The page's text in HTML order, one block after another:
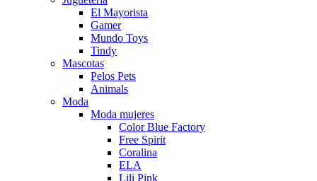
El Mayorista
Gamer
Mundo Toys
Tindy
Mascotas
Pelos Pets
Animals
Moda
Moda mujeres
Color Blue Factory
Free Spirit
Coralina
ELA
Lili Pink